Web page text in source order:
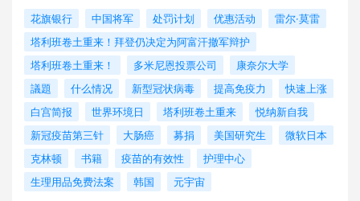
花旗银行 中国将军 处罚计划 优惠活动
雷尔·莫雷
塔利班卷土重来！拜登仍决定为阿富汗撤军辩护
塔利班卷土重来！
多米尼恩投票公司
康奈尔大学
議題
什么情况 新型冠状病毒 提高免疫力
快速上涨
白宫简报
世界环境日 塔利班卷土重来
悦纳新自我
新冠疫苗第三针
大肠癌 募捐 美国研究生
微软日本
克林顿
书籍 疫苗的有效性
护理中心
生理用品免费法案
韩国 元宇宙